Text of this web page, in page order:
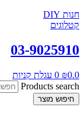
חנות DIY
קטלוגים
03-9025910
₪0.0
0 עגלת קניות
Products search
חיפוש מוצר